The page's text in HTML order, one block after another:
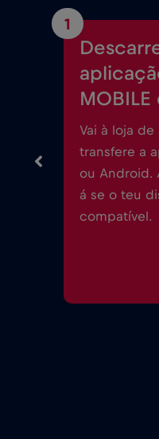
1
MOBILE
Vai à loja
transfere a
ou Android.
á se o teu
compatível.